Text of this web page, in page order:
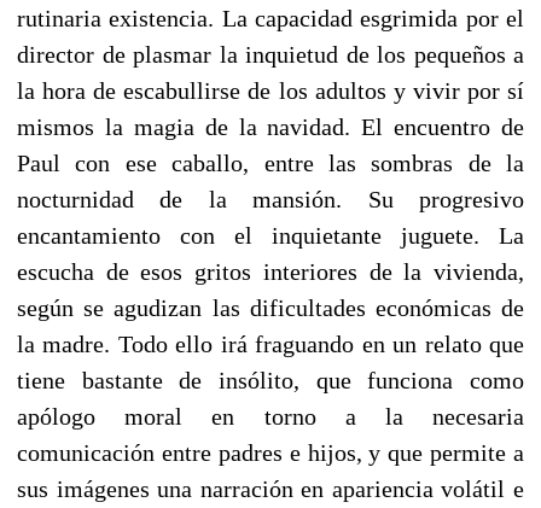
rutinaria existencia. La capacidad esgrimida por el
director de plasmar la inquietud de los pequeños a
la hora de escabullirse de los adultos y vivir por sí
mismos la magia de la navidad. El encuentro de
Paul con ese caballo, entre las sombras de la
nocturnidad de la mansión. Su progresivo
encantamiento con el inquietante juguete. La
escucha de esos gritos interiores de la vivienda,
según se agudizan las dificultades económicas de
la madre. Todo ello irá fraguando en un relato que
tiene bastante de insólito, que funciona como
apólogo moral en torno a la necesaria
comunicación entre padres e hijos, y que permite a
sus imágenes una narración en apariencia volátil e